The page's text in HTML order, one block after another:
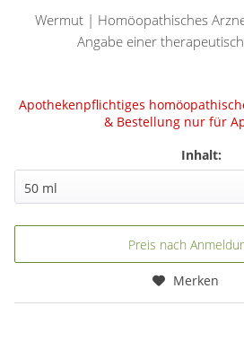
Wermut | Homöopathisches
Angabe einer
Apothekenpflichtiges
& Bestellung nur für
Inhalt:
Preis nach
Merken